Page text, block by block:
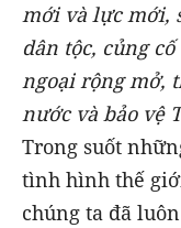
mới và lực mới,
dân tộc, củng
ngoại rộng mở,
nước và bảo vệ
Trong suốt
tình hình thế
chúng ta đã